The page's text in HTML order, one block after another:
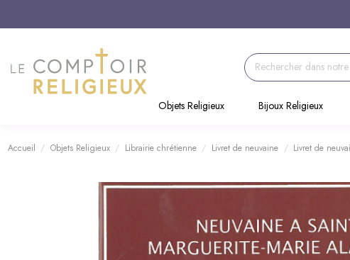
Objets Religieux
Bijoux Religieux
Accueil Objets Religieux Librairie chrétienne Livret de neuvaine Livret de